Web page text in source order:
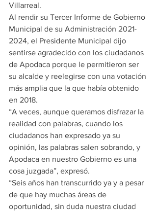
Villarreal.
Al rendir su Tercer Informe de Gobierno
Municipal de su Administración 2021-
2024, el Presidente Municipal dijo
sentirse agradecido con los ciudadanos
de Apodaca porque le permitieron ser
su alcalde y reelegirse con una votación
más amplia que la que había obtenido
en 2018.
“A veces, aunque queramos disfrazar la
realidad con palabras, cuando los
ciudadanos han expresado ya su
opinión, las palabras salen sobrando, y
Apodaca en nuestro Gobierno es una
cosa juzgada”, expresó.
“Seis años han transcurrido ya y a pesar
de que hay muchas áreas de
oportunidad, sin duda nuestra ciudad